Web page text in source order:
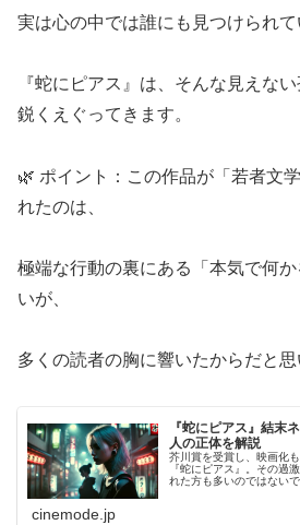
実は心の中では誰にも見つけられて
『蛇にピアス』は、そんな見えな
鋭くえぐってきます。
🌿 ポイント：この作品が「若者文
れたのは、
極端な行動の裏にある「本気で何
いが、
多くの読者の胸に響いたからだと思
『蛇にピアス』結末
人の正体を解説
芥川賞を受賞し、映画化
『蛇にピアス』。その過
れた方も多いのではない
cinemode.jp